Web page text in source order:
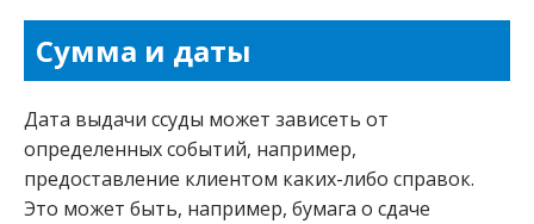
Сумма и даты
Дата выдачи ссуды может зависеть от
определенных событий, например,
предоставление клиентом каких-либо справок.
Это может быть, например, бумага о сдаче